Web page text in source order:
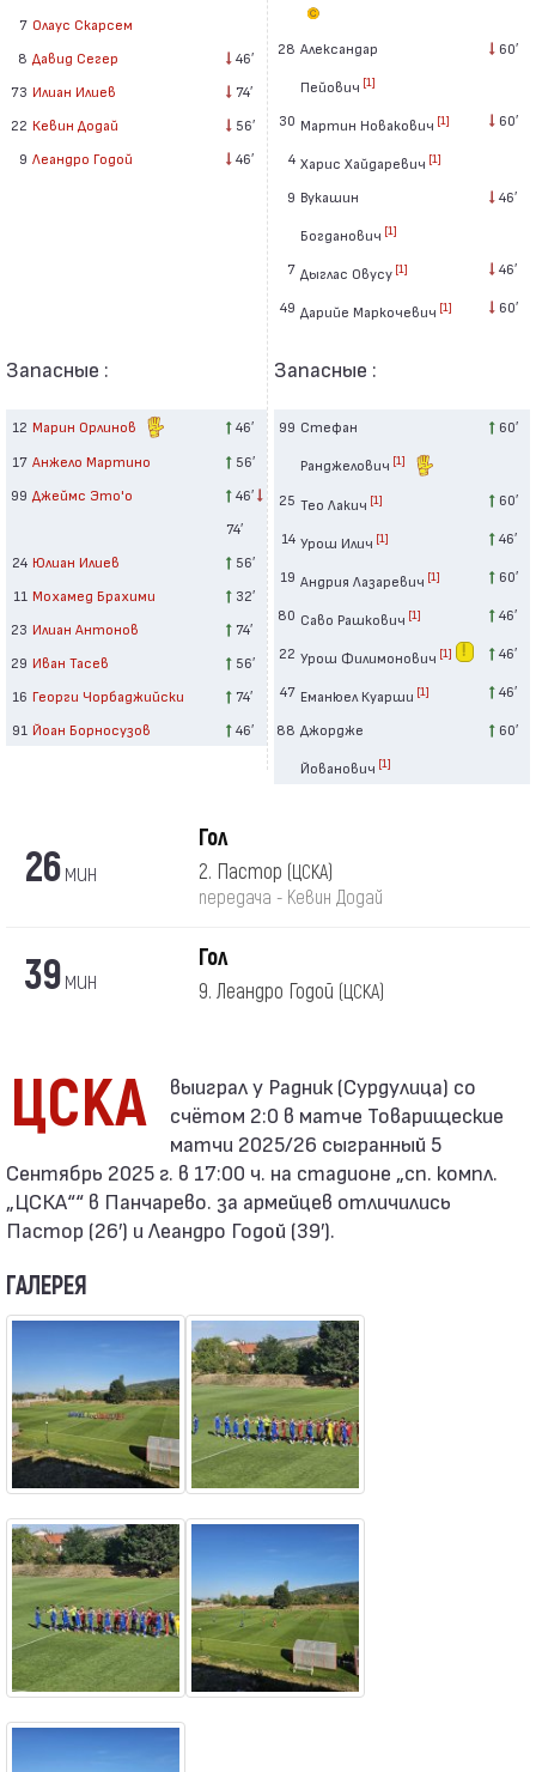
7 Олаус Скарсем
8 Давид Сегер
46′
73 Илиан Илиев
74′
22 Кевин Додай
56′
9 Леандро Годой 46′
Запасные :
12 Марин Орлинов 46′
17 Анжело Мартино
56′
99 Джеймс Это'о
46′
74′
24 Юлиан Илиев
56′
11 Мохамед Брахими
32′
23 Илиан Антонов
74′
29 Иван Тасев
56′
16 Георги Чорбаджийски
74′
91 Йоан Борносузов 46′
28 Александар
Пейович [1]
60′
30 Мартин Новакович [1] 60′
4 Харис Хайдаревич [1]
9 Вукашин
Богданович [1]
46′
7 Дыглас Овусу [1] 46′
49 Дарийе Маркочевич [1] 60′
Запасные :
99 Стефан
Ранджелович [1]
60′
25 Тео Лакич [1] 60′
14 Урош Илич [1] 46′
19 Андрия Лазаревич [1] 60′
80 Саво Рашкович [1] 46′
22 Урош Филимонович [1] 46′
47 Еманюел Куарши [1] 46′
88 Джордже
Йованович [1]
60′
26мин
Гол
2. Пастор (ЦСКА)
передача - Кевин Додай
39мин
Гол
9. Леандро Годой (ЦСКА)
ЦСКА
счётом 2:0 в матче Товарищеские
матчи 2025/26 сыгранный 5
Сентябрь 2025 г. в 17:00 ч. на стадионе „сп. компл.
„ЦСКА““ в Панчарево. за армейцев отличились
Пастор (26′) и Леандро Годой (39′).
ГАЛЕРЕЯ